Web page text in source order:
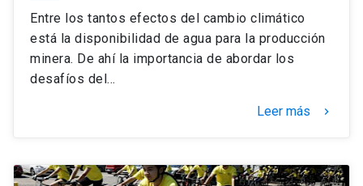
Entre los tantos efectos del cambio climático
está la disponibilidad de agua para la producción
minera. De ahí la importancia de abordar los
desafíos del…
Leer más keyboard_arrow_right